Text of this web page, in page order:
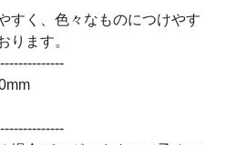
すく、色々なものにつけやす
ります。